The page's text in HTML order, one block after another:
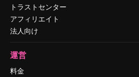
トラストセンター
アフィリエイト
法人向け
運営
料金